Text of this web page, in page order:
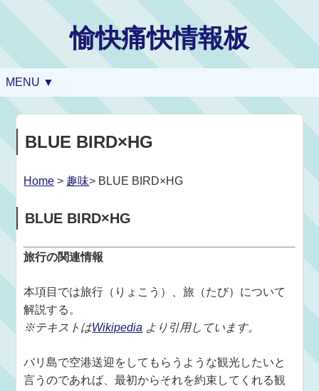
愉快痛快情報板
MENU ▼
BLUE BIRD×HG
Home > 趣味> BLUE BIRD×HG
BLUE BIRD×HG
旅行の関連情報
本項目では旅行（りょこう）、旅（たび）について
解説する。
※テキストはWikipedia より引用しています。
バリ島で空港送迎をしてもらうような観光したいと
言うのであれば、最初からそれを約束してくれる観